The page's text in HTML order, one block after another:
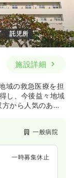
託児所
施設詳細
域の救急医療を担
し、今後益々地域
から人気のある
一般病院
一時募集休止